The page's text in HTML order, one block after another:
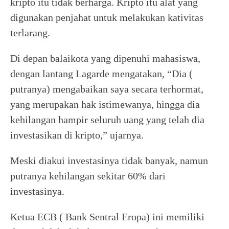
digunakan penjahat untuk melakukan kativitas
terlarang.
Di depan balaikota yang dipenuhi mahasiswa,
dengan lantang Lagarde mengatakan, “Dia (
putranya) mengabaikan saya secara terhormat,
yang merupakan hak istimewanya, hingga dia
kehilangan hampir seluruh uang yang telah dia
investasikan di kripto,” ujarnya.
Meski diakui investasinya tidak banyak, namun
putranya kehilangan sekitar 60% dari
investasinya.
Ketua ECB ( Bank Sentral Eropa) ini memiliki